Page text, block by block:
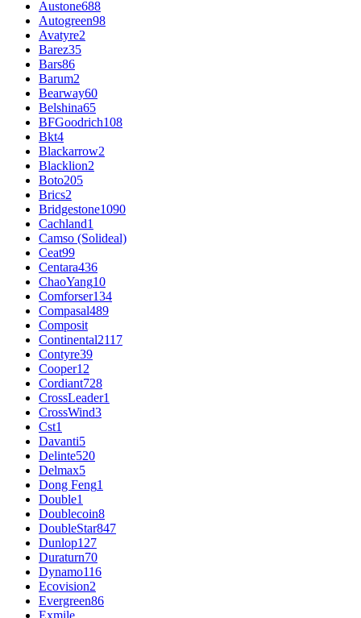
Austone688
Autogreen98
Avatyre2
Barez35
Bars86
Barum2
Bearway60
Belshina65
BFGoodrich108
Bkt4
Blackarrow2
Blacklion2
Boto205
Brics2
Bridgestone1090
Cachland1
Camso (Solideal)
Ceat99
Centara436
ChaoYang10
Comforser134
Compasal489
Composit
Continental2117
Contyre39
Cooper12
Cordiant728
CrossLeader1
CrossWind3
Cst1
Davanti5
Delinte520
Delmax5
Dong Feng1
Double1
Doublecoin8
DoubleStar847
Dunlop127
Duraturn70
Dynamo116
Ecovision2
Evergreen86